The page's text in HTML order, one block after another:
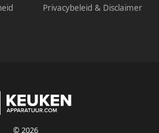
Privacybeleid & Disclaimer
© 2026